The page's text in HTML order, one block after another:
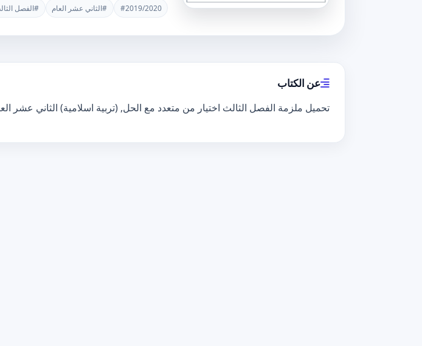
#2019/2020 #الثاني عشر العام #الفصل
عن الكتاب
تحميل ملزمة الفصل الثالث اختيار من متعدد مع الحل, (تربية اسلامية) الثاني عشر العام ف3 |